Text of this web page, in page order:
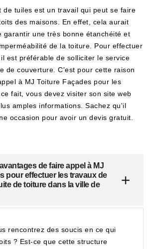
de tuiles est un travail qui peut se faire
des maisons. En effet, cela aurait
garantir une très bonne étanchéité et
de la toiture. Pour effectuer
est préférable de solliciter le service
de couverture. C'est pour cette raison
à MJ Toiture Façades pour les
fait, vous devez visiter son site web
amples informations. Sachez qu'il
occasion pour avoir un devis gratuit.
de faire appel à MJ
pour effectuer les travaux de
de toiture dans la ville de
rencontrez des soucis en ce qui
? Est-ce que cette structure